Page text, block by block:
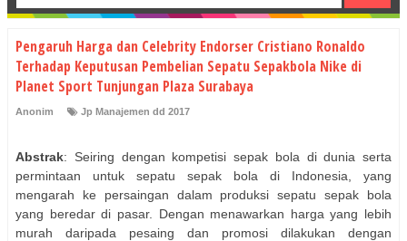
Pengaruh Harga dan Celebrity Endorser Cristiano Ronaldo
Terhadap Keputusan Pembelian Sepatu Sepakbola Nike di
Planet Sport Tunjungan Plaza Surabaya
Anonim Jp Manajemen dd 2017
Abstrak: Seiring dengan kompetisi sepak bola di dunia serta
permintaan untuk sepatu sepak bola di Indonesia, yang
mengarah ke persaingan dalam produksi sepatu sepak bola
yang beredar di pasar. Dengan menawarkan harga yang lebih
murah daripada pesaing dan promosi dilakukan dengan